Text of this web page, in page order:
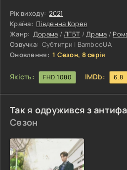
відвідувачів завдяки своїй
кухні. Саме там він знайомиться з
закладу та талановитим шеф-
харизма і привабливість одразу
роздумуючи, Со Хе Вон
Рік виходу: 2021
Країна: Південна Корея
Жанр: Дорама /ЛГБТ /Драма /
Озвучка: Субтитри | BambooUA
Оновлення: 1 Сезон, 8 серія
Якість: FHD 1080 IMDb: 6.8
Так я одружився з
Сезон